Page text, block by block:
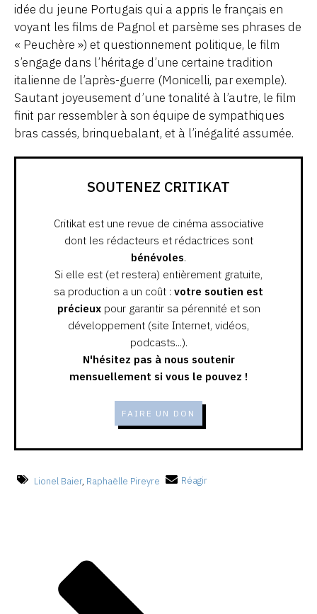
idée du jeune Portugais qui a appris le français en
voyant les films de Pagnol et parsème ses phrases de
« Peuchère ») et questionnement politique, le film
s’engage dans l’héritage d’une certaine tradition
italienne de l’après-guerre (Monicelli, par exemple).
Sautant joyeusement d’une tonalité à l’autre, le film
finit par ressembler à son équipe de sympathiques
bras cassés, brinquebalant, et à l’inégalité assumée.
SOUTENEZ CRITIKAT
Critikat est une revue de cinéma associative
dont les rédacteurs et rédactrices sont
bénévoles.
Si elle est (et restera) entièrement gratuite,
sa production a un coût : votre soutien est
précieuxpour garantir sa pérennité et son
développement (site Internet, vidéos,
podcasts...).
N'hésitez pas à nous soutenir
mensuellement si vous le pouvez !
FAIRE UN DON
Lionel Baier, Raphaëlle Pireyre Réagir